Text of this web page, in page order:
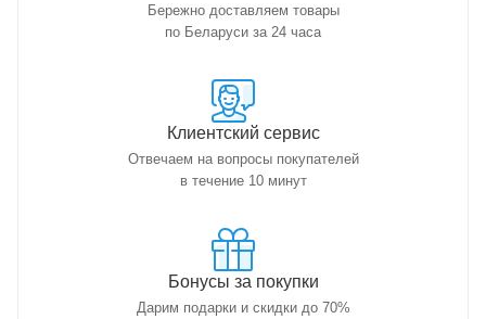
Бережно доставляем товары
по Беларуси за 24 часа
Клиентский сервис
Отвечаем на вопросы покупателей
в течение 10 минут
Бонусы за покупки
Дарим подарки и скидки до 70%